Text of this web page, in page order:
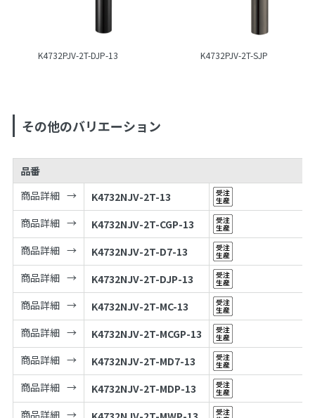
K4732PJV-2T-DJP-13 K4732PJV-2T-SJP
その他のバリエーション
品番
商品詳細
K4732NJV-2T-13
商品詳細
K4732NJV-2T-CGP-13
商品詳細
K4732NJV-2T-D7-13
商品詳細
K4732NJV-2T-DJP-13
商品詳細
K4732NJV-2T-MC-13
商品詳細
K4732NJV-2T-MCGP-13
商品詳細
K4732NJV-2T-MD7-13
商品詳細
K4732NJV-2T-MDP-13
商品詳細